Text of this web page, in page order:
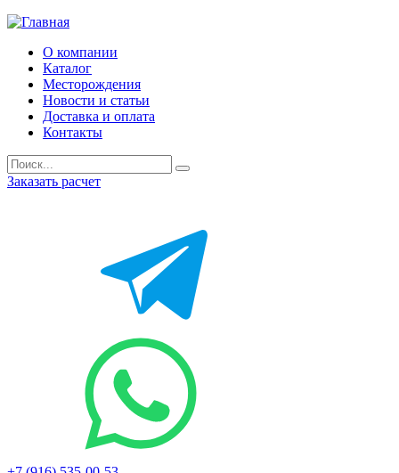
О компании
Каталог
Месторождения
Новости и статьи
Доставка и оплата
Контакты
Заказать расчет